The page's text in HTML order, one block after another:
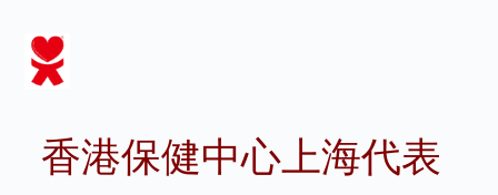
香港保健中心上海代表